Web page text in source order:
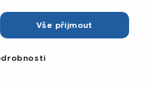
Vše přijmout